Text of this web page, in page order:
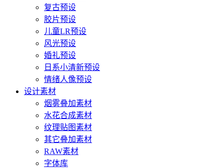
复古预设
胶片预设
儿童LR预设
风光预设
婚礼预设
日系小清新预设
情绪人像预设
设计素材
烟雾叠加素材
水花合成素材
纹理贴图素材
其它叠加素材
RAW素材
字体库